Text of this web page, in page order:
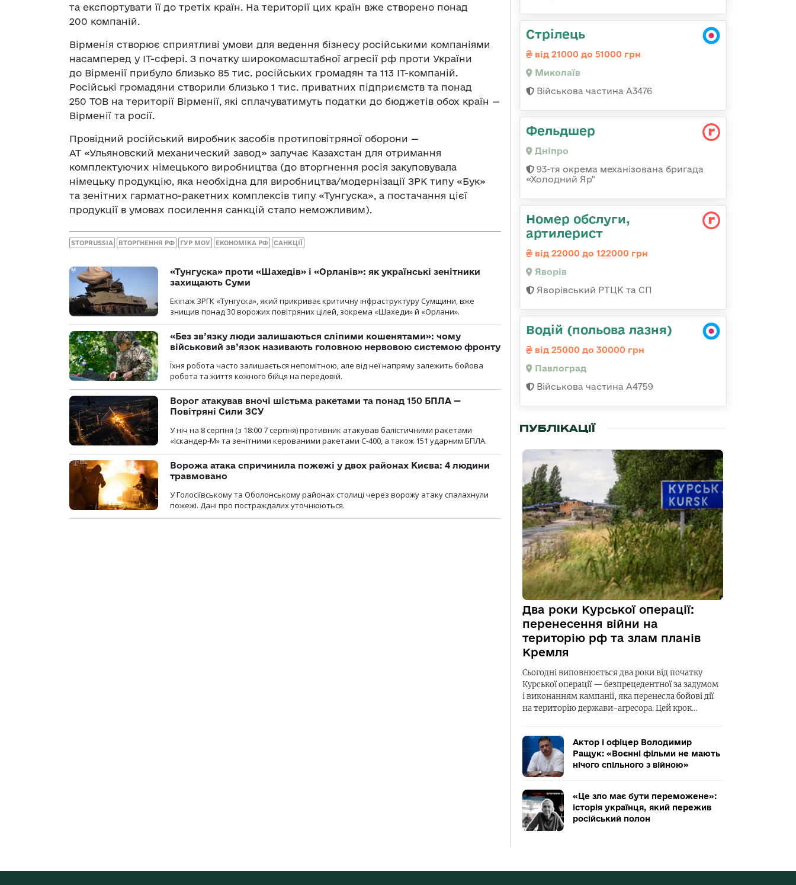
та експортувати її до третіх країн. На території цих країн вже створено понад
200 компаній.
Вірменія створює сприятливі умови для ведення бізнесу російськими компаніями
насамперед у ІТ-сфері. З початку широкомасштабної агресії рф проти України
до Вірменії прибуло близько 85 тис. російських громадян та 113 ІТ-компаній.
Російські громадяни створили близько 1 тис. приватних підприємств та понад
250 ТОВ на території Вірменії, які сплачуватимуть податки до бюджетів обох країн —
Вірменії та росії.
Провідний російський виробник засобів протиповітряної оборони —
АТ «Ульяновский механический завод» залучає Казахстан для отримання
комплектуючих німецького виробництва (до вторгнення росія закуповувала
німецьку продукцію, яка необхідна для виробництва/модернізації ЗРК типу «Бук»
та зенітних гарматно-ракетних комплексів типу «Тунгуска», а постачання цієї
продукції в умовах посилення санкцій стало неможливим).
STOPRUSSIA ВТОРГНЕННЯ РФ ГУР МОУ ЕКОНОМІКА РФ САНКЦІЇ
«Тунгуска» проти «Шахедів» і «Орланів»: як українські зенітники
захищають Суми
Екіпаж ЗРГК «Тунгуска», який прикриває критичну інфраструктуру Сумщини, вже
знищив понад 30 ворожих повітряних цілей, зокрема «Шахеди» й «Орлани».
«Без зв’язку люди залишаються сліпими кошенятами»: чому
військовий зв’язок називають головною нервовою системою фронту
Їхня робота часто залишається непомітною, але від неї напряму залежить бойова
робота та життя кожного бійця на передовій.
Ворог атакував вночі шістьма ракетами та понад 150 БПЛА —
Повітряні Сили ЗСУ
У ніч на 8 серпня (з 18:00 7 серпня) противник атакував балістичними ракетами
«Іскандер-М» та зенітними керованими ракетами С-400, а також 151 ударним БПЛА.
Ворожа атака спричинила пожежі у двох районах Києва: 4 людини
травмовано
У Голосіївському та Оболонському районах столиці через ворожу атаку спалахнули
пожежі. Дані про постраждалих уточнюються.
Стрілець
від 21000 до 51000 грн
Миколаїв
Військова частина А3476
Фельдшер
Дніпро
93-тя окрема механізована бригада
«Холодний Яр"
Номер обслуги,
артилерист
від 22000 до 122000 грн
Яворів
Яворівський РТЦК та СП
Водій (польова лазня)
від 25000 до 30000 грн
Павлоград
Військова частина А4759
ПУБЛІКАЦІЇ
Два роки Курської операції:
перенесення війни на
територію рф та злам планів
Кремля
Сьогодні виповнюється два роки від початку
Курської операції — безпрецедентної за задумом
і виконанням кампанії, яка перенесла бойові дії
на територію держави-агресора. Цей крок…
Актор і офіцер Володимир
Ращук: «Воєнні фільми не мають
нічого спільного з війною»
«Це зло має бути переможене»:
історія українця, який пережив
російський полон